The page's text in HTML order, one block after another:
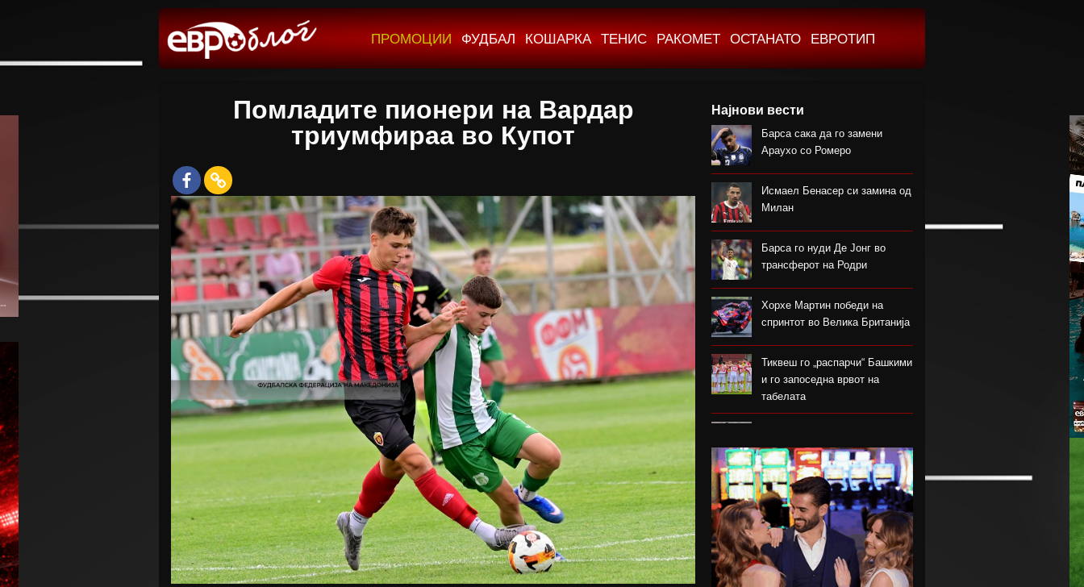
ПРОМОЦИИ ФУДБАЛ КОШАРКА ТЕНИС РАКОМЕТ ОСТАНАТО ЕВРОТИП
Помладите пионери на Вардар
триумфираа во Купот
Најнови вести
Барса сака да го замени
Араухо со Ромеро
Исмаел Бенасер си замина од
Милан
Барса го нуди Де Јонг во
трансферот на Родри
Хорхе Мартин победи на
спринтот во Велика Британија
Тиквеш го „распарчи“ Башкими
и го запоседна врвот на
табелата
Арсими во првиот домашен
меч во сезоната
Катерина Ацевска светска
вицешампионка во џиу-џицу
Дарко Чурлинов го впиша
првенецот за Погон Шчечин